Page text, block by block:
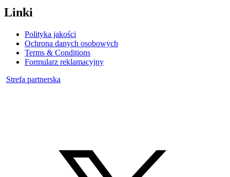
Linki
Polityka jakości
Ochrona danych osobowych
Terms & Conditions
Formularz reklamacyjny
Strefa partnerska